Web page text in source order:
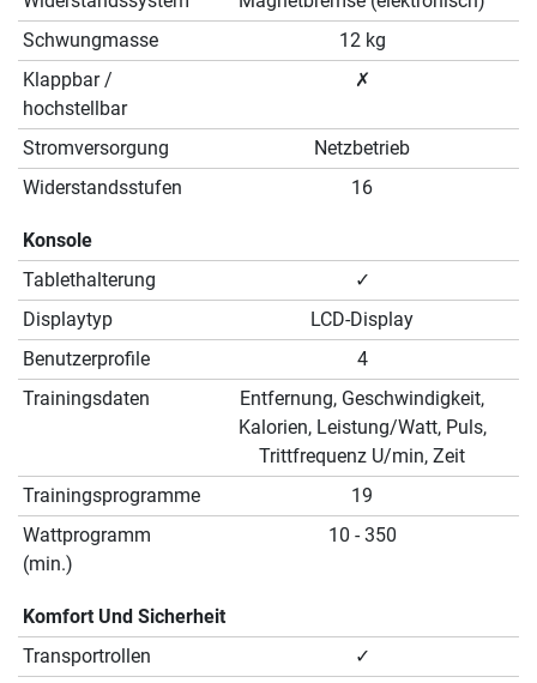
Schwungmasse
12 kg
Klappbar /
hochstellbar
✗
Stromversorgung
Netzbetrieb
Widerstandsstufen
16
Konsole
Tablethalterung
✓
Displaytyp
LCD-Display
Benutzerprofile
4
Trainingsdaten
Entfernung, Geschwindigkeit,
Kalorien, Leistung/Watt, Puls,
Trittfrequenz U/min, Zeit
Trainingsprogramme
19
Wattprogramm
(min.)
10 - 350
Komfort Und Sicherheit
Transportrollen
✓